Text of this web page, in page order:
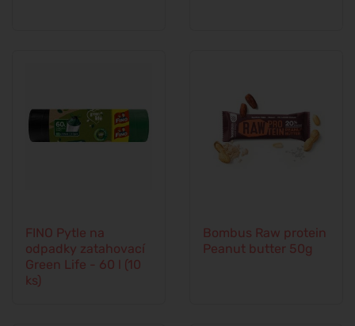
FINO Pytle na
odpadky zatahovací
Green Life - 60 l (10
ks)
Bombus Raw protein
Peanut butter 50g